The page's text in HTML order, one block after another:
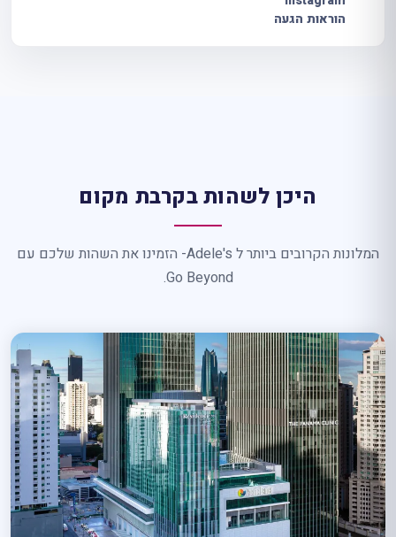
הוראות הגעה
היכן לשהות בקרבת מקום
המלונות הקרובים ביותר ל Adele's- הזמינו את השהות שלכם עם
Go Beyond.